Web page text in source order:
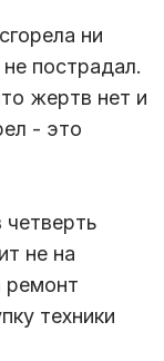
ни
пострадал.
жертв нет и
- это
не на
ремонт
техники